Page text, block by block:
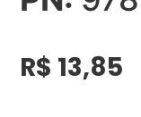
R$ 13,85